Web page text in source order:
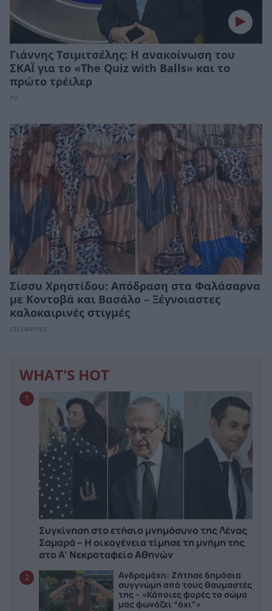
Γιάννης Τσιμιτσέλης: Η ανακοίνωση του
ΣΚΑΪ για το «The Quiz with Balls» και το
πρώτο τρέιλερ
TV
Σίσσυ Χρηστίδου: Απόδραση στα Φαλάσαρνα
με Κοντοβά και Βασάλο – Ξέγνοιαστες
καλοκαιρινές στιγμές
CELEBRITIES
WHAT'S HOT
1
Συγκίνηση στο ετήσιο μνημόσυνο της Λένας
Σαμαρά – Η οικογένεια τίμησε τη μνήμη της
στο Α’ Νεκροταφείο Αθηνών
2
Ανδρομάχη: Ζήτησε δημόσια
συγγνώμη από τους θαυμαστές
της – «Κάποιες φορές το σώμα
μας φωνάζει “όχι”»